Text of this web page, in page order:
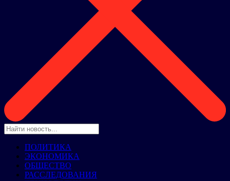
ПОЛИТИКА
ЭКОНОМИКА
ОБЩЕСТВО
РАССЛЕДОВАНИЯ